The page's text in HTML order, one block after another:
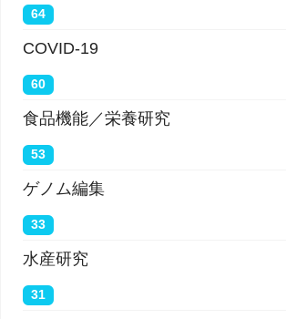
64
COVID-19
60
食品機能／栄養研究
53
ゲノム編集
33
水産研究
31